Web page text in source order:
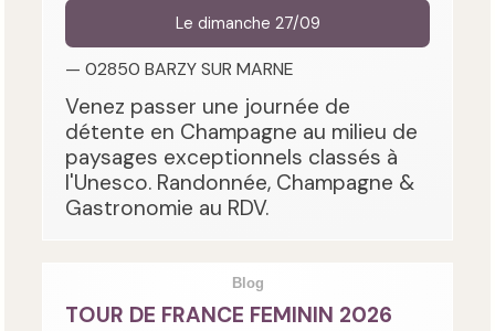
Le dimanche 27/09
— 02850 BARZY SUR MARNE
Venez passer une journée de
détente en Champagne au milieu de
paysages exceptionnels classés à
l'Unesco. Randonnée, Champagne &
Gastronomie au RDV.
Blog
TOUR DE FRANCE FEMININ 2026